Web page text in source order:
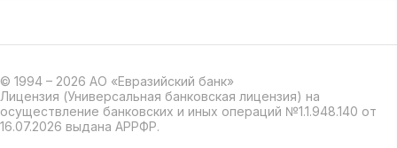
© 1994 – 2026 АО «Евразийский банк»
Лицензия (Универсальная банковская лицензия) на
осуществление банковских и иных операций №1.1.948.140 от
16.07.2026 выдана АРРФР.